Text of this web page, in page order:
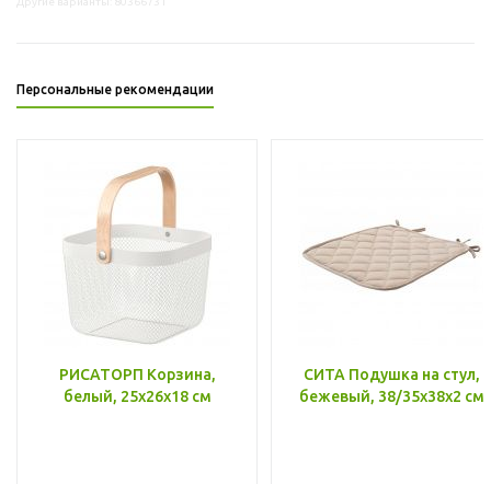
Персональные рекомендации
РИСАТОРП Корзина,
белый, 25x26x18 см
СИТА Подушка на стул,
бежевый, 38/35x38x2 см